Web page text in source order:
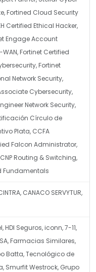
Fortined Cloud Security
Certified Ethical Hacker,
Engage Account
Fortinet Certified
Fortinet
Network Security,
Cybersecurity,
Network Security,
Círculo de
Plata, CCFA
Falcon Administrator,
Routing & Switching,
Fundamentals
CANACO SERVYTUR,
HDI Seguros, iconn, 7-11,
Farmacias Similares,
Batta, Tecnológico de
Smurfit Westrock, Grupo